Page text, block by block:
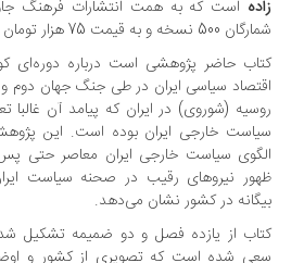
و به قیمت 75 هزار تومان منتشر شده است.
حاضر پژوهشی است درباره دوره‌ای کوتاه
سیاسی ایران در طی جنگ جهان دوم و رقابت
(شوروی) در ایران که پیامد آن غالبا
خارجی ایران بوده است. این پژوهش
سیاست خارجی ایران معاصر حتی پس از
نیروهای رقیب در صحنه سیاست ایران و
در کشور نشان می‌دهد.
از یازده فصل و دو ضمیمه تشکیل شده
شده است که تصویری از کشور و اوضاع آن